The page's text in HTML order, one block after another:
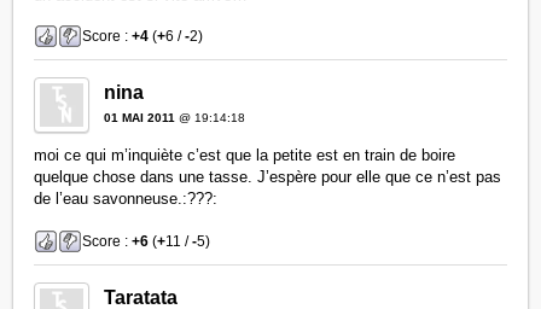
Score :+4 (+6 /-2)
nina
01 MAI 2011 @ 19:14:18
moi ce qui m’inquiète c’est que la petite est en train de boire
quelque chose dans une tasse. J’espère pour elle que ce n’est pas
de l’eau savonneuse.:???:
Score :+6 (+11 /-5)
Taratata